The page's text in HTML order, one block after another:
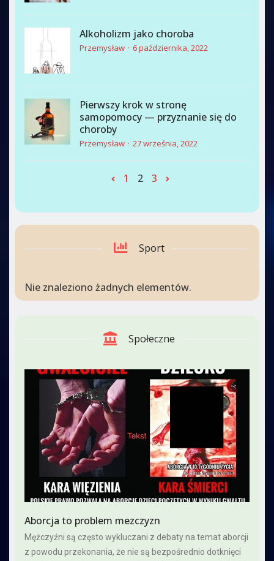
Alkoholizm jako choroba
Przemysław 6 października, 2022
Pierwszy krok w stronę
samopomocy — przyznanie się do
choroby
Przemysław 27 września, 2022
1 2 3
Sport
Nie znaleziono żadnych elementów.
Społeczne
Abor­cja to pro­blem mez­czy­zn
Mężczyźni są często wykluczani z debaty na temat aborcji
z powodu przekonania, że nie są bezpośrednio dotknięci